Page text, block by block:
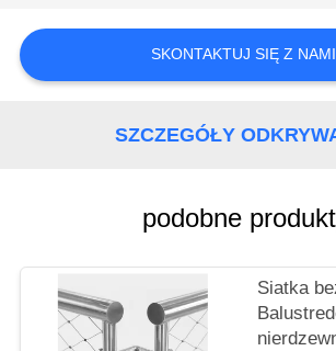
POPROSIĆ
PRIVACY
POLICY
SKONTAKTUJ SIĘ Z
SZCZEGÓŁY
podobne
Siatka